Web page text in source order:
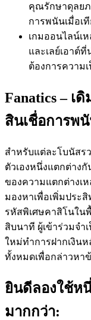
คุณรักษาดุลย
การพนันเมื่อเ
เกมออนไลน์เ
และเลย์เอาต์
ต้องการความ
Fanatics – เ
สินเชื่อการพ
สำหรับแต่ละโบนัสร
ตัวเองหนึ่งแตกต่าง
ของความแตกต่างเ
มองหาเพื่อเพิ่มประ
รหัสพิเศษคาสิโนใน
สิบนาที ผู้เข้าร่วมจ
ใหม่ทำการฝากเงิน
ทั้งหมดเพื่อกล่าวหา
ยินดีลองใช้ห
มากกว่า: